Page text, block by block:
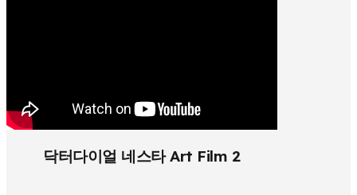
닥터다이얼 네스타 Art Film 2